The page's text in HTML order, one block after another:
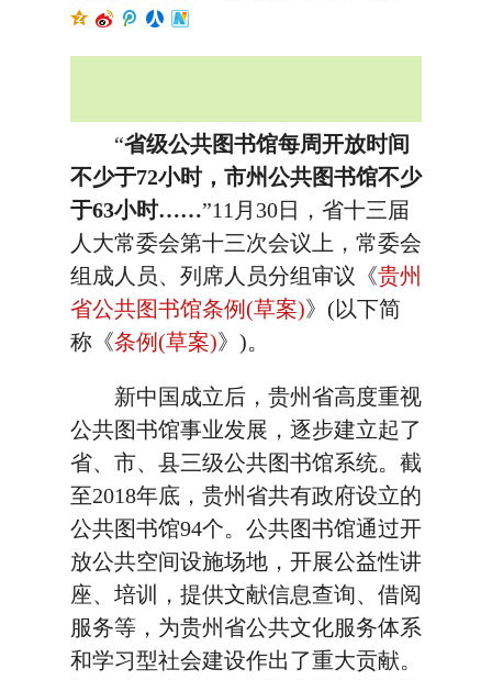
“省级公共图书馆每周开放时间
不少于72小时，市州公共图书馆不少
于63小时……”11月30日，省十三届
人大常委会第十三次会议上，常委会
组成人员、列席人员分组审议《贵州
省公共图书馆条例(草案)》(以下简
称《条例(草案)》)。
新中国成立后，贵州省高度重视
公共图书馆事业发展，逐步建立起了
省、市、县三级公共图书馆系统。截
至2018年底，贵州省共有政府设立的
公共图书馆94个。公共图书馆通过开
放公共空间设施场地，开展公益性讲
座、培训，提供文献信息查询、借阅
服务等，为贵州省公共文化服务体系
和学习型社会建设作出了重大贡献。